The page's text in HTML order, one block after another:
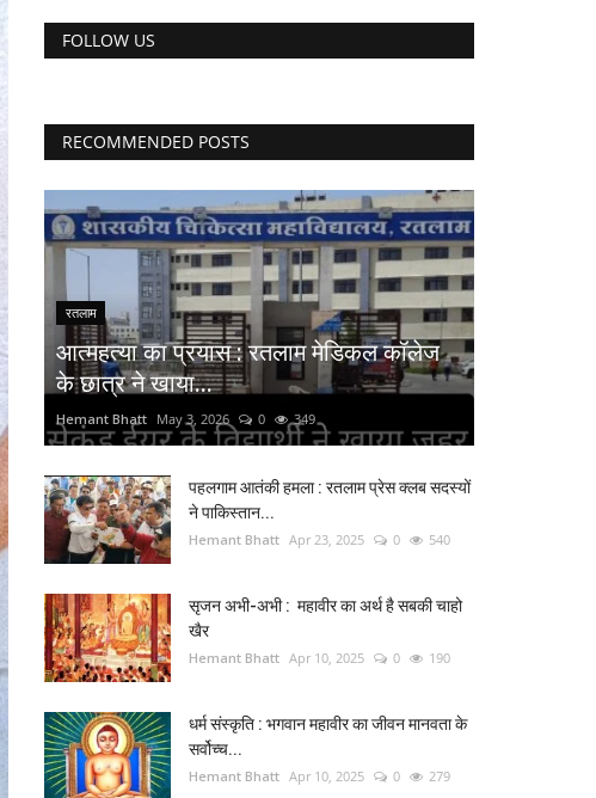
FOLLOW US
RECOMMENDED POSTS
रतलाम
आत्महत्या का प्रयास : रतलाम मेडिकल कॉलेज
के छात्र ने खाया...
Hemant Bhatt May 3, 2026 0 349
पहलगाम आतंकी हमला : रतलाम प्रेस क्लब सदस्यों
ने पाकिस्तान...
Hemant Bhatt Apr 23, 2025 0 540
सृजन अभी-अभी : महावीर का अर्थ है सबकी चाहो
खैर
Hemant Bhatt Apr 10, 2025 0 190
धर्म संस्कृति : भगवान महावीर का जीवन मानवता के
सर्वोच्च...
Hemant Bhatt Apr 10, 2025 0 279